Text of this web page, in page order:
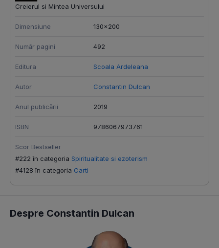
Creierul si Mintea Universului
Dimensiune 130x200
Număr pagini 492
Editura Scoala Ardeleana
Autor Constantin Dulcan
Anul publicării 2019
ISBN 9786067973761
Scor Bestseller
#222 în categoria Spiritualitate si ezoterism
#4128 în categoria Carti
Despre Constantin Dulcan